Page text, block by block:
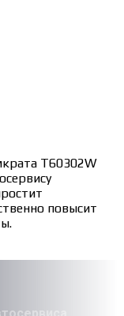
T60302W
повысит